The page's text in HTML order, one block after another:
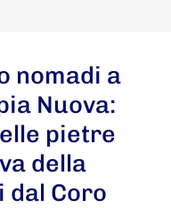
nomadi a
Nuova:
pietre
della
Coro